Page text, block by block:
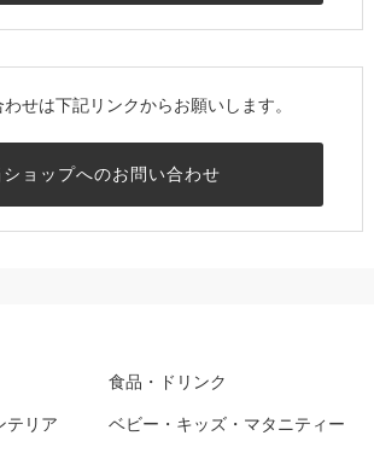
せは下記リンクからお願いします。
ショップへのお問い合わせ
食品・ドリンク
テリア ベビー・キッズ・マタニティー